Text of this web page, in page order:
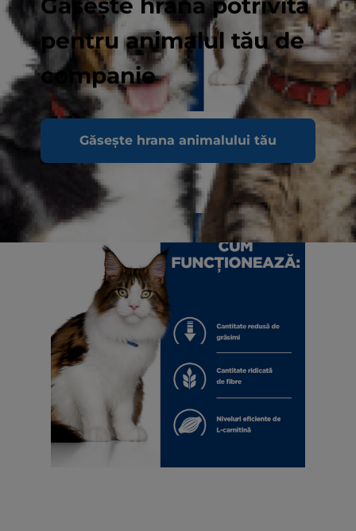
Găsește hrana potrivită
pentru animalul tău de
companie
Găsește hrana animalului tău